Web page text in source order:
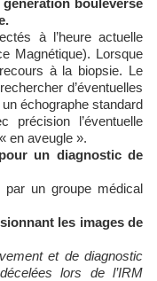
bouleverse
à l’heure actuelle
Magnétique). Lorsque
à la biopsie. Le
d’éventuelles
échographe standard
précision l’éventuelle
en aveugle ».
un diagnostic de
par un groupe médical
les images de
et de diagnostic
lors de l’IRM